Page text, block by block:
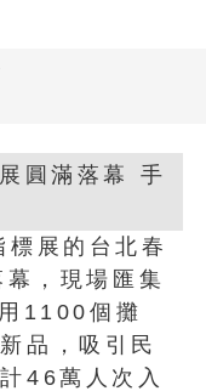
展的台北春
，現場匯集
1100個攤
品，吸引民
46萬人次入